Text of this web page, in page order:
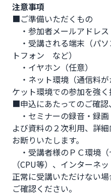
注意事項
■ご準備いただくもの
・参加者メールアドレス
・受講される端末（パ
トフォン　など）
・イヤホン（任意）
・ネット環境（通信料
ケット環境での参加を強く
■申込にあたってのご確認
・セミナーの録音・録
よび資料の２次利用、詳
お断りいたします。
・受講者様のＰＣ環境
（CPU等）、インターネ
正常に受講いただけない
ご確認ください。